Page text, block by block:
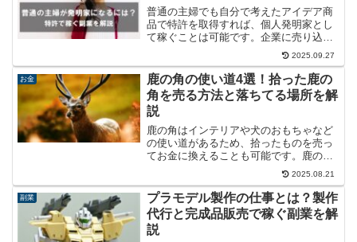
普通の主婦でも自分で考えたアイデア商
品で特許を取得すれば、個人発明家とし
て稼ぐことは可能です。企業に売り込む
特許開放を含め、発明を副業にする方法
2025.09.27
お金
鹿の角の使い道4選！拾った鹿の
角を売る方法と落ちてる場所を解
説
鹿の角はインテリアや犬のおもちゃなど
の使い道があるため、拾ったものを売っ
てお金に換えることも可能です。鹿の角
拾いで稼ぐ方法について、注意点と合わ
2025.08.21
副業
プラモデル製作の仕事とは？製作
代行と完成品販売で稼ぐ副業を解
説